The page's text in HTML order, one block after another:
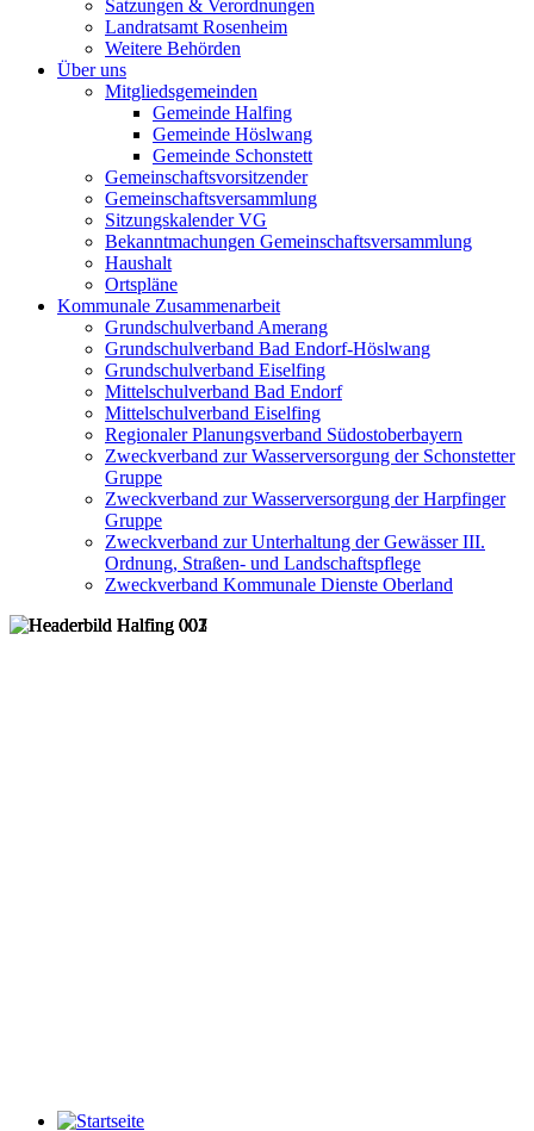
Satzungen & Verordnungen
Landratsamt Rosenheim
Weitere Behörden
Über uns
Mitgliedsgemeinden
Gemeinde Halfing
Gemeinde Höslwang
Gemeinde Schonstett
Gemeinschaftsvorsitzender
Gemeinschaftsversammlung
Sitzungskalender VG
Bekanntmachungen Gemeinschaftsversammlung
Haushalt
Ortspläne
Kommunale Zusammenarbeit
Grundschulverband Amerang
Grundschulverband Bad Endorf-Höslwang
Grundschulverband Eiselfing
Mittelschulverband Bad Endorf
Mittelschulverband Eiselfing
Regionaler Planungsverband Südostoberbayern
Zweckverband zur Wasserversorgung der Schonstetter
Gruppe
Zweckverband zur Wasserversorgung der Harpfinger
Gruppe
Zweckverband zur Unterhaltung der Gewässer III.
Ordnung, Straßen- und Landschaftspflege
Zweckverband Kommunale Dienste Oberland